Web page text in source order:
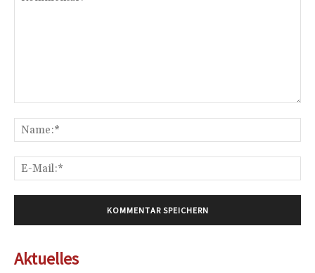
Aktuelles